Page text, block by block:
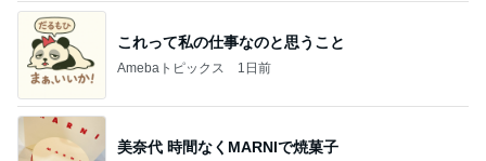
これって私の仕事なのと思うこと
Amebaトピックス 1日前
美奈代 時間なくMARNIで焼菓子